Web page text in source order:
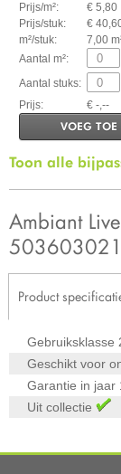
Prijs/m²:
€ 5,80
Prijs/stuk:
€
m²/stuk:
7,00
Aantal m²:
Aantal stuks:
Prijs:
€ -,--
VOEG TOE
Toon alle
Ambiant
Product
Gebruiksklasse
Geschikt voor
Garantie in jaar
Uit collectie